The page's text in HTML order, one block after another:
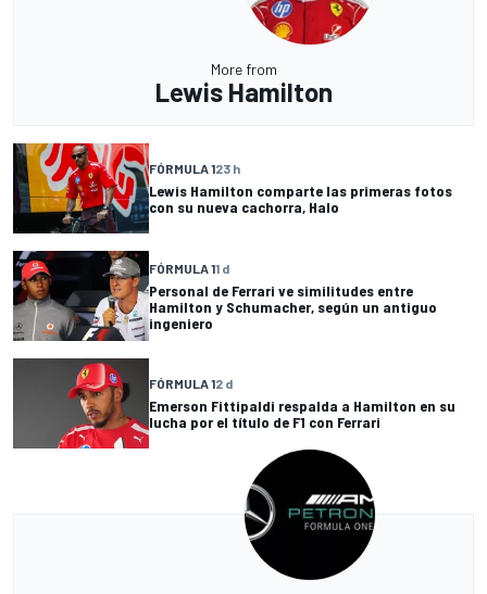
More from
Lewis Hamilton
FÓRMULA 123 h
Lewis Hamilton comparte las primeras fotos
con su nueva cachorra, Halo
FÓRMULA 11 d
Personal de Ferrari ve similitudes entre
Hamilton y Schumacher, según un antiguo
ingeniero
FÓRMULA 12 d
Emerson Fittipaldi respalda a Hamilton en su
lucha por el título de F1 con Ferrari